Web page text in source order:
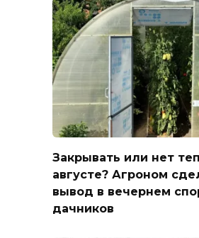
Закрывать или нет
августе? Агроном
вывод в вечернем
дачников